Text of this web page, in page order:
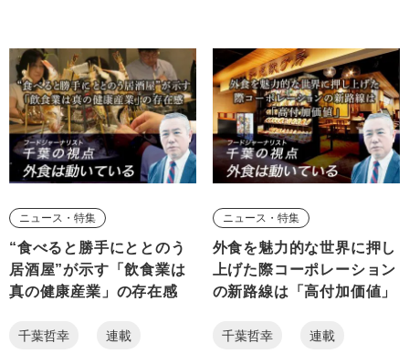
ニュース・特集
“食べると勝手にととのう
居酒屋”が示す「飲食業は
真の健康産業」の存在感
千葉哲幸 連載
ニュース・特集
外食を魅力的な世界に押し
上げた際コーポレーション
の新路線は「高付加価値」
千葉哲幸 連載